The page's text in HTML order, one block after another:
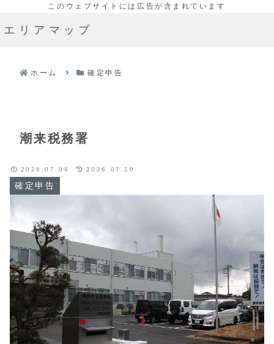
エリアマップ
ホーム 確定申告
潮来税務署
確定申告
2026.07.09 2026.07.10